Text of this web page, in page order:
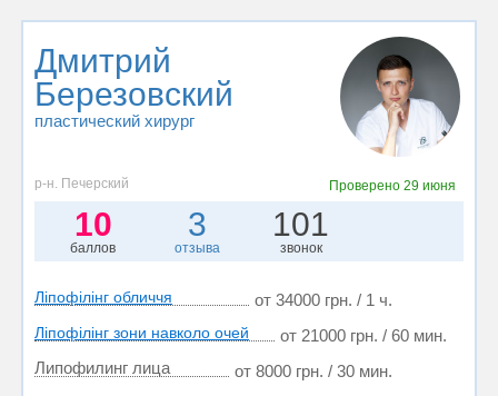
Дмитрий
Березовский
пластический хирург
р-н. Печерский Проверено 29 июня
10
баллов
3
отзыва
101
звонок
Ліпофілінг обличчя от 34000 грн. / 1 ч.
Ліпофілінг зони навколо очей
от 21000 грн. / 60 мин.
Липофилинг лица
от 8000 грн. / 30 мин.